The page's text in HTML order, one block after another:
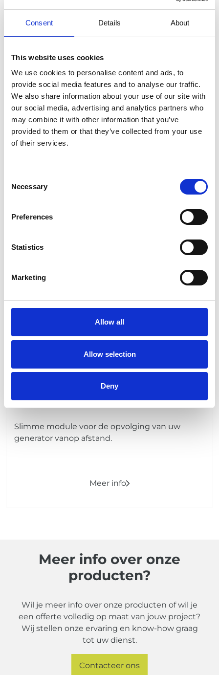
Consent Details About
This website uses cookies
We use cookies to personalise content and ads, to
provide social media features and to analyse our traffic.
We also share information about your use of our site with
our social media, advertising and analytics partners who
may combine it with other information that you’ve
provided to them or that they’ve collected from your use
of their services.
Selection
Necessary
Preferences
Statistics
Marketing
Allow all
Allow selection
Deny
Gerelateerde producten
Fuel management
Voor leveringen boven de 700l kan het
Power & Light gedaan worden.
Generator monitoring
Slimme module voor de opvolging van uw
generator vanop afstand.
Meer info
Meer info over onze
producten?
Wil je meer info over onze producten of wil je
een offerte volledig op maat van jouw project?
Wij stellen onze ervaring en know-how graag
tot uw dienst.
Contacteer ons